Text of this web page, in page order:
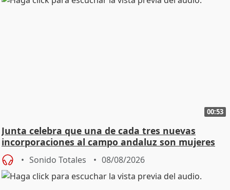
00:53
Junta celebra que una de cada tres nuevas
incorporaciones al campo andaluz son mujeres
jóvenes
Sonido Totales 08/08/2026